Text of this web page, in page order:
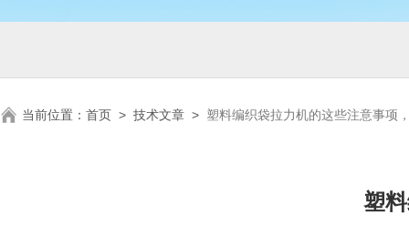
当前位置： 首页 > 技术文章 > 塑料编织袋拉力机的这些注意事项
塑